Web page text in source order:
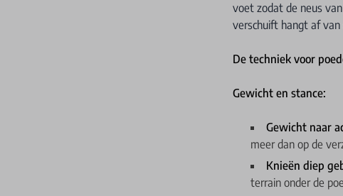
voet zodat de neus
verschuift hangt af van
De techniek voor
Gewicht en stance:
Gewicht naar
meer dan op de
Knieën diep
terrain onder de